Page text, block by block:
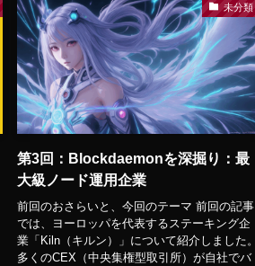
未分類
第3回：Blockdaemonを深掘り：最
大級ノード運用企業
前回のおさらいと、今回のテーマ 前回の記事
では、ヨーロッパを代表するステーキング企
業「Kiln（キルン）」について紹介しました。
多くのCEX（中央集権型取引所）が自社でバ